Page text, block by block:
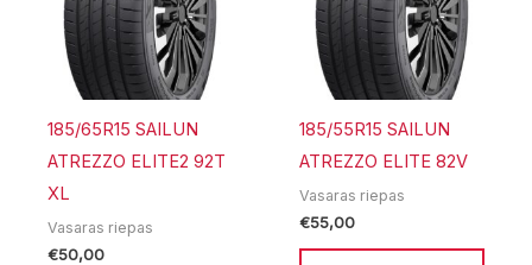
185/65R15 SAILUN
ATREZZO ELITE2 92T
XL
Vasaras riepas
€50,00
185/55R15 SAILUN
ATREZZO ELITE 82V
Vasaras riepas
€55,00